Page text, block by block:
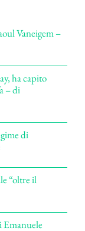
Vaneigem –
ha capito
– di
di
“oltre il
Emanuele